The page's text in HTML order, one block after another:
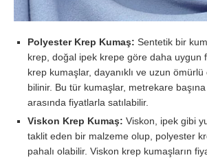
Polyester Krep Kumaş: Sentetik bir
krep, doğal ipek krepe göre daha uygun
krep kumaşlar, dayanıklı ve uzun ömürlü
bilinir. Bu tür kumaşlar, metrekare başına
arasında fiyatlarla satılabilir.
Viskon Krep Kumaş: Viskon, ipek gibi
taklit eden bir malzeme olup, polyester
pahalı olabilir. Viskon krep kumaşların